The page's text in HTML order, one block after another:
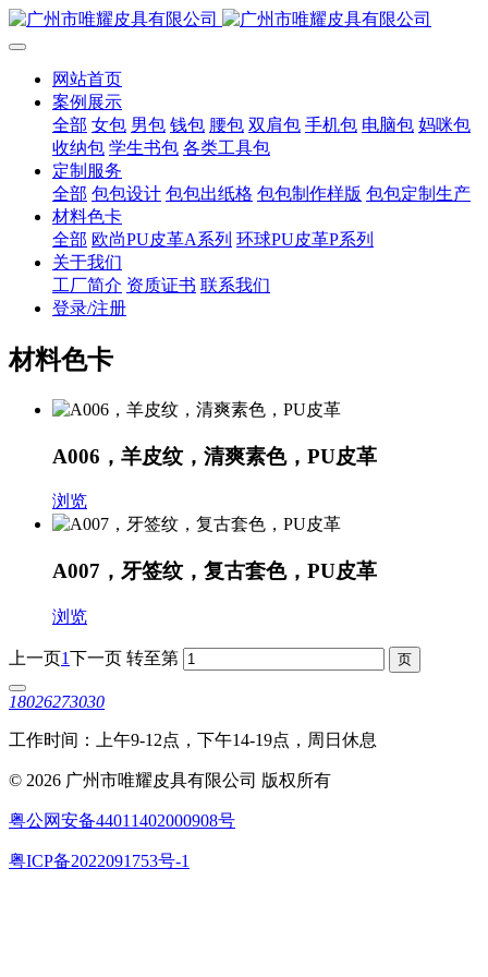
网站首页
案例展示
全部 女包 男包 钱包 腰包 双肩包 手机包 电脑包 妈咪包
收纳包 学生书包 各类工具包
定制服务
全部 包包设计 包包出纸格 包包制作样版 包包定制生产
材料色卡
全部 欧尚PU皮革A系列 环球PU皮革P系列
关于我们
工厂简介 资质证书 联系我们
登录/注册
材料色卡
A006，羊皮纹，清爽素色，PU皮革
浏览
A007，牙签纹，复古套色，PU皮革
浏览
上一页1下一页 转至第
18026273030
工作时间：上午9-12点，下午14-19点，周日休息
© 2026 广州市唯耀皮具有限公司 版权所有
粤公网安备44011402000908号
粤ICP备2022091753号-1